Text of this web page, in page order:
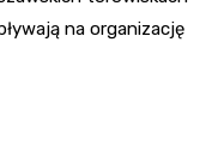
na organizację